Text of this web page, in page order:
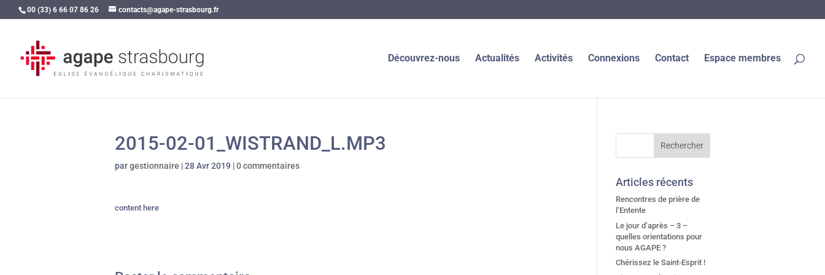
00 (33) 6 66 07 86 26 contacts@agape-strasbourg.fr
Découvrez-nous Actualités Activités Connexions Contact Espace membres
2015-02-01_WISTRAND_L.MP3
pargestionnaire |28 Avr 2019 |0 commentaires
content here
Articles récents
Rencontres de prière de
l’Entente
Le jour d’après – 3 –
quelles orientations pour
nous AGAPE ?
Chérissez le Saint-Esprit !